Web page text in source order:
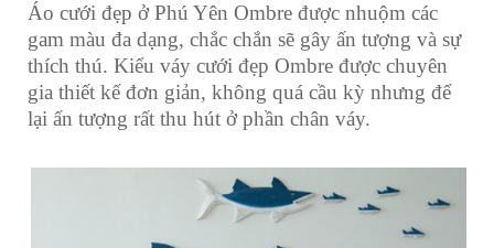
Áo cưới đẹp ở Phú Yên Ombre được nhuộm các
gam màu đa dạng, chắc chắn sẽ gây ấn tượng và sự
thích thú. Kiểu váy cưới đẹp Ombre được chuyên
gia thiết kế đơn giản, không quá cầu kỳ nhưng để
lại ấn tượng rất thu hút ở phần chân váy.